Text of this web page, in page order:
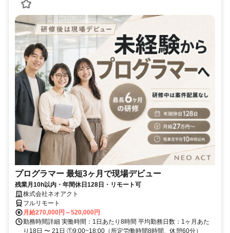
プログラマー 最短3ヶ月で現場デビュー
残業月10h以内・年間休日128日・リモート可
株式会社ネオアクト
フルリモート
月給270,000円～520,000円
勤務時間詳細 実働時間：1日あたり8時間 平均勤務日数：1ヶ月あた
り18日 〜 21日 ①9:00~18:00（所定労働時間8時間、休憩60分）